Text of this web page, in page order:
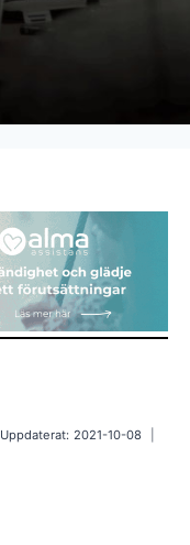
Uppdaterat: 2021-10-08